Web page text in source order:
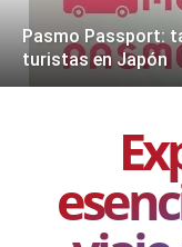
Pasmo Passport:
turistas en Japón